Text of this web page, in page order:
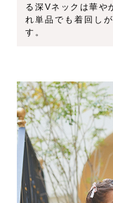
る深Vネックは華や
れ単品でも着回し
す。